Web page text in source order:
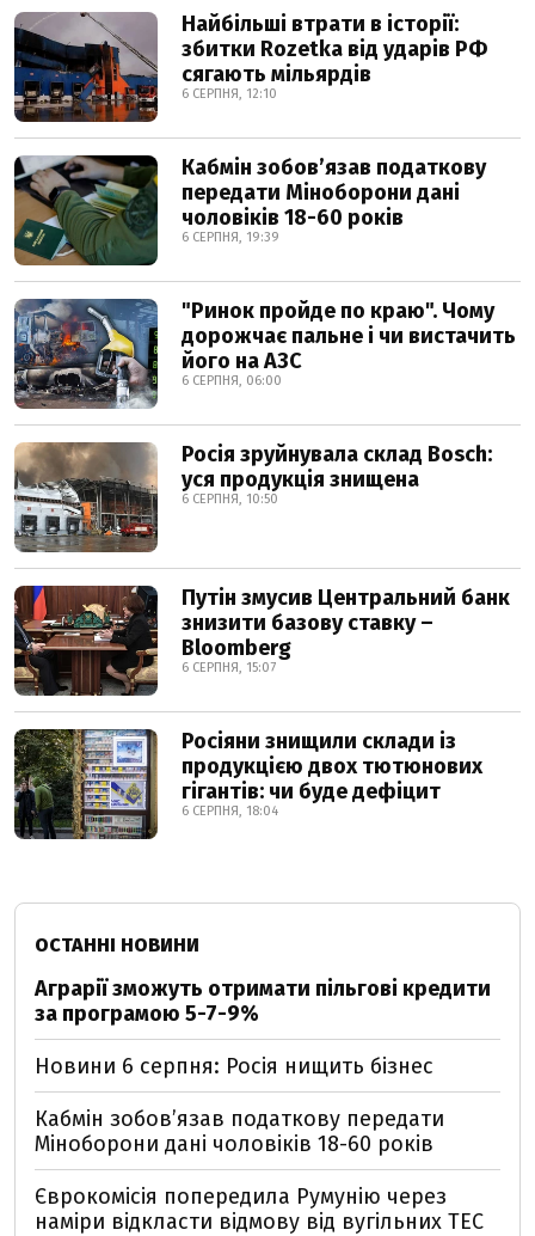
Найбільші втрати в історії:
збитки Rozetka від ударів РФ
сягають мільярдів
6 СЕРПНЯ, 12:10
Кабмін зобовʼязав податкову
передати Міноборони дані
чоловіків 18-60 років
6 СЕРПНЯ, 19:39
"Ринок пройде по краю". Чому
дорожчає пальне і чи вистачить
його на АЗС
6 СЕРПНЯ, 06:00
Росія зруйнувала склад Bosch:
уся продукція знищена
6 СЕРПНЯ, 10:50
Путін змусив Центральний банк
знизити базову ставку –
Bloomberg
6 СЕРПНЯ, 15:07
Росіяни знищили склади із
продукцією двох тютюнових
гігантів: чи буде дефіцит
6 СЕРПНЯ, 18:04
ОСТАННІ НОВИНИ
Аграрії зможуть отримати пільгові кредити
за програмою 5-7-9%
Новини 6 серпня: Росія нищить бізнес
Кабмін зобовʼязав податкову передати
Міноборони дані чоловіків 18-60 років
Єврокомісія попередила Румунію через
наміри відкласти відмову від вугільних ТЕС